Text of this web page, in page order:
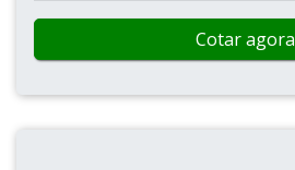
Cotar agora